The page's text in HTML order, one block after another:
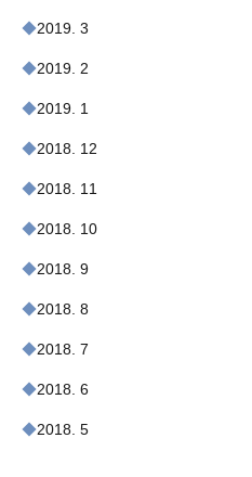
2019. 3
2019. 2
2019. 1
2018. 12
2018. 11
2018. 10
2018. 9
2018. 8
2018. 7
2018. 6
2018. 5